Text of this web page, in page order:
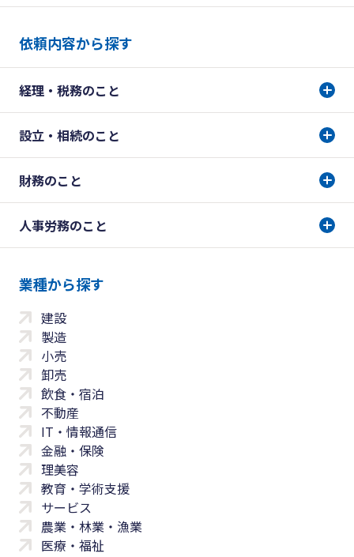
依頼内容から探す
経理・税務のこと
設立・相続のこと
財務のこと
人事労務のこと
業種から探す
建設
製造
小売
卸売
飲食・宿泊
不動産
IT・情報通信
金融・保険
理美容
教育・学術支援
サービス
農業・林業・漁業
医療・福祉